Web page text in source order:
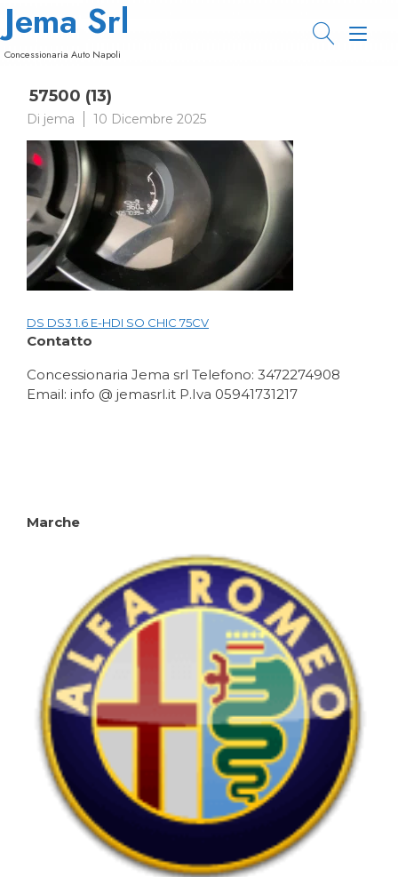
Passa
contenuto
Jema Srl
Concessionaria Auto Napoli
57500 (13)
Di jema 10 Dicembre 2025
Navigazione
articoli
DS DS3 1.6 E-HDI SO CHIC 75CV
Contatto
Concessionaria Jema srl Telefono: 3472274908
Email: info @ jemasrl.it P.Iva 05941731217
Marche